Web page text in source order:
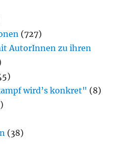
(727)
AutorInnen zu ihren
wird’s konkret" (8)
(38)